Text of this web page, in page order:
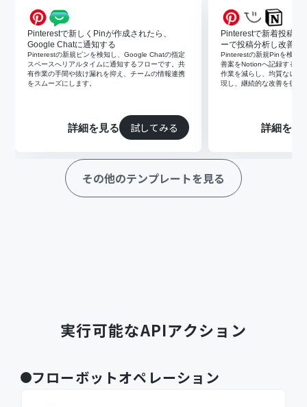
Pinterestで新しくPinが作成されたら、
Google Chatに通知する
Pinterestの新規ピンを検知し、Google Chatの指定
スペースへリアルタイムに通知するフローです。共
有作業の手間や抜け漏れを抑え、チームの情報連携
をスムーズにします。
詳細を見る 試してみる
Pinterestで新着投稿が
ーで投稿分析し改善提
Pinterestの新規Pinを検知
善案をNotionへ記録するフ
作業を減らし、均質なレポ
現し、継続的な改善を後押
詳細を見
その他のテンプレートを見る
実行可能なAPIアクション
フローボットオペレーション